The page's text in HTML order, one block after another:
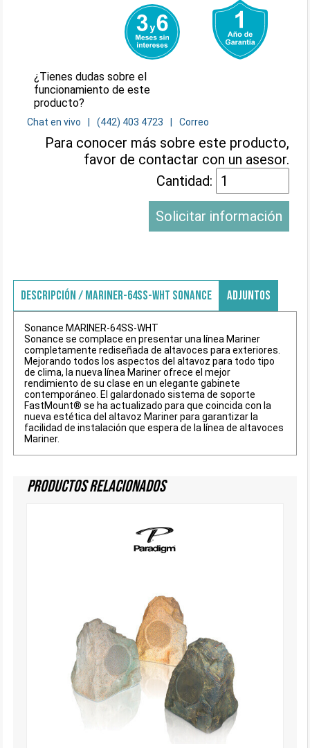
¿Tienes dudas sobre el
funcionamiento de este
producto?
Chat en vivo (442) 403 4723 Correo
Para conocer más sobre este producto,
favor de contactar con un asesor.
Cantidad:
Solicitar información
DESCRIPCIÓN / MARINER-64SS-WHT SONANCE ADJUNTOS
Sonance MARINER-64SS-WHT
Sonance se complace en presentar una línea Mariner
completamente rediseñada de altavoces para exteriores.
Mejorando todos los aspectos del altavoz para todo tipo
de clima, la nueva línea Mariner ofrece el mejor
rendimiento de su clase en un elegante gabinete
contemporáneo. El galardonado sistema de soporte
FastMount® se ha actualizado para que coincida con la
nueva estética del altavoz Mariner para garantizar la
facilidad de instalación que espera de la línea de altavoces
Mariner.
Productos Relacionados